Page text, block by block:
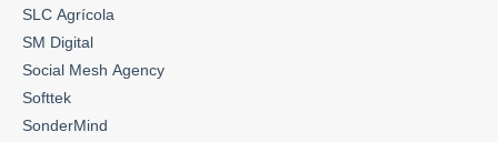
SLC Agrícola
SM Digital
Social Mesh Agency
Softtek
SonderMind